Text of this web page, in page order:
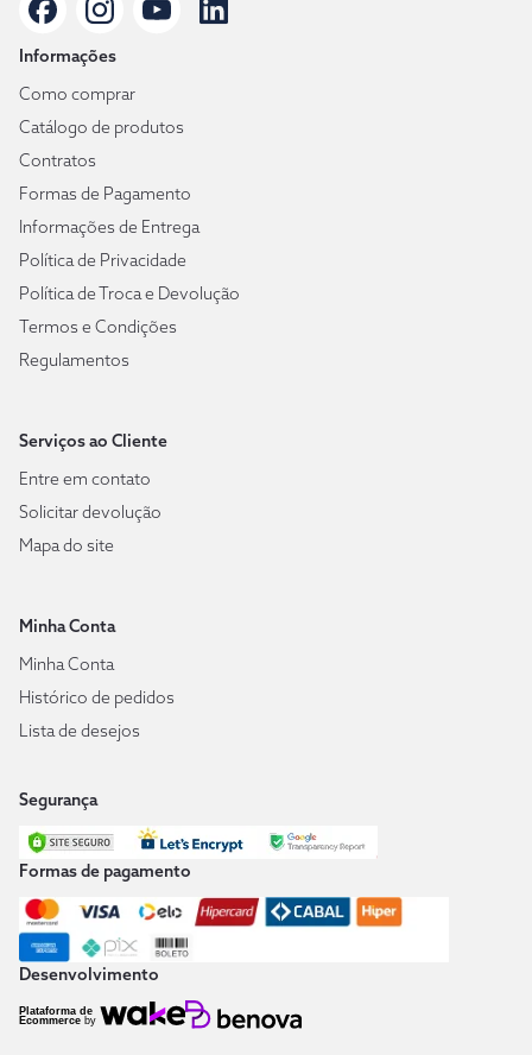
Informações
Como comprar
Catálogo de produtos
Contratos
Formas de Pagamento
Informações de Entrega
Política de Privacidade
Política de Troca e Devolução
Termos e Condições
Regulamentos
Serviços ao Cliente
Entre em contato
Solicitar devolução
Mapa do site
Minha Conta
Minha Conta
Histórico de pedidos
Lista de desejos
Segurança
Formas de pagamento
Desenvolvimento